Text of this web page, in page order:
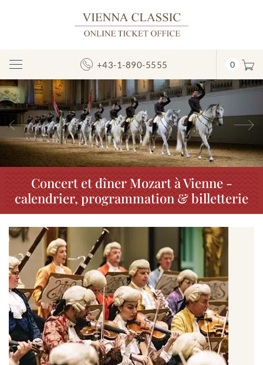
Afficher/masquer
la
navigation
+43-1-890-5555 0
Précédent
Concert et dîner Mozart à Vienne -
calendrier, programmation & billetterie